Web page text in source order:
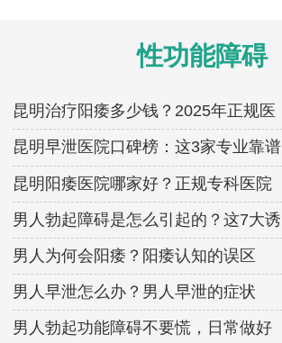
性功能障碍
昆明治疗阳痿多少钱？2025年正规医
昆明早泄医院口碑榜：这3家专业靠谱
昆明阳痿医院哪家好？正规专科医院
男人勃起障碍是怎么引起的？这7大诱
男人为何会阳痿？阳痿认知的误区
男人早泄怎么办？男人早泄的症状
男人勃起功能障碍不要慌，日常做好